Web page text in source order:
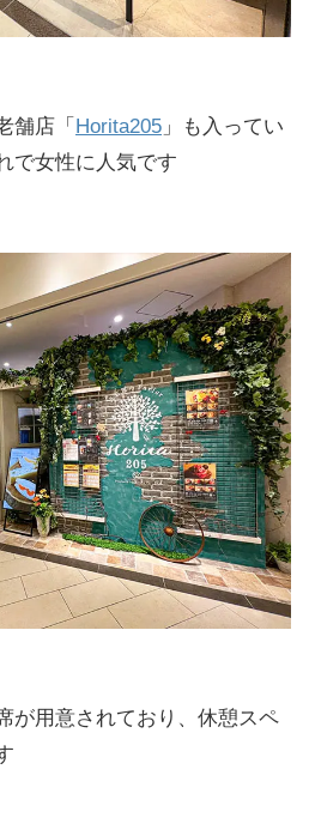
舗店「 Horita205 」も入ってい
で女性に人気です
が用意されており、休憩スペ